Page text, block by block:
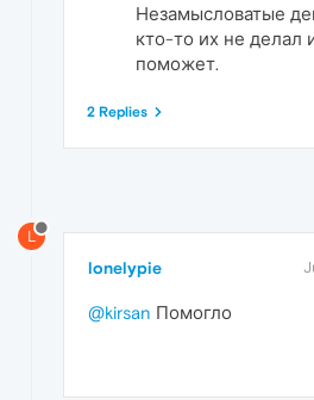
Незамысловатые
кто-то их не делал
поможет.
2 Replies
L
lonelypie
@kirsan Помогло